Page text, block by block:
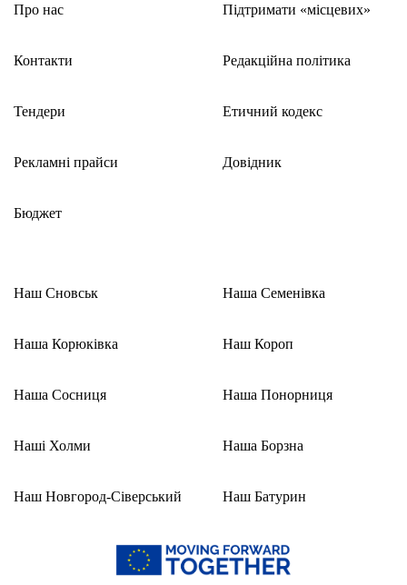
Про нас
Контакти
Тендери
Рекламні прайси
Бюджет
Підтримати «місцевих»
Редакційна політика
Етичний кодекс
Довідник
Наш Сновськ
Наша Корюківка
Наша Сосниця
Наші Холми
Наш Новгород-Сіверський
Наша Семенівка
Наш Короп
Наша Понорниця
Наша Борзна
Наш Батурин